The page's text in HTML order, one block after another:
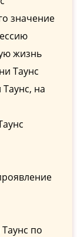
значение
жизнь
Таунс
на
по